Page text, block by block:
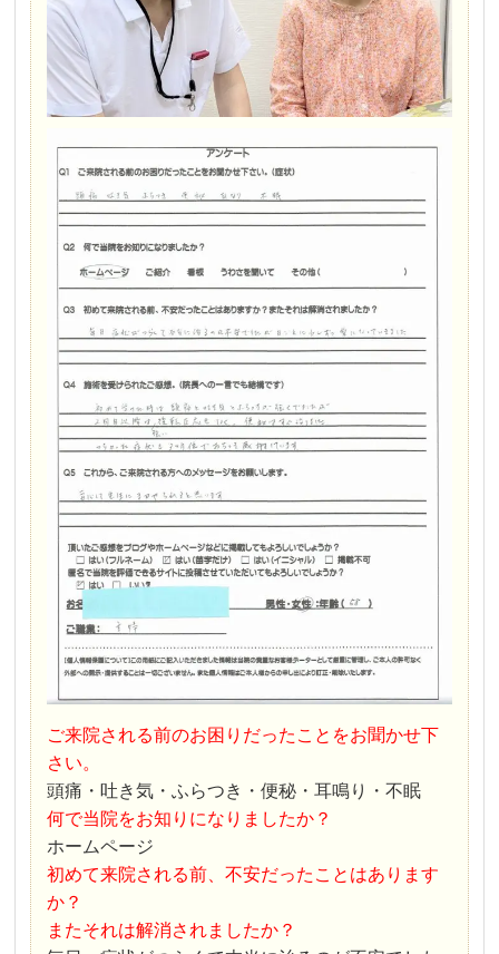
ご来院される前のお困りだったことをお聞かせ下
さい。
頭痛・吐き気・ふらつき・便秘・耳鳴り・不眠
何で当院をお知りになりましたか？
ホームページ
初めて来院される前、不安だったことはあります
か？
またそれは解消されましたか？